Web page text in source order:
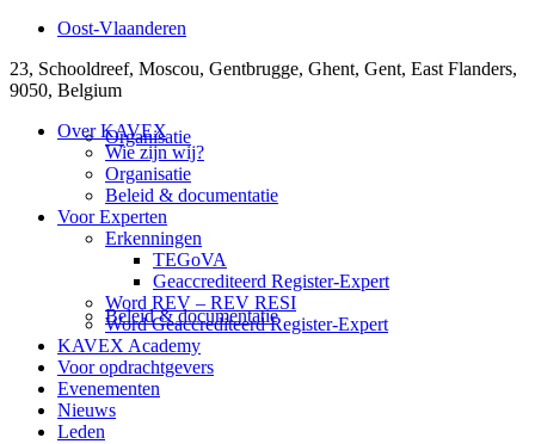
Organisatie
Beleid & documentatie
Oost-Vlaanderen
23, Schooldreef, Moscou, Gentbrugge, Ghent, Gent, East Flanders,
9050, Belgium
Over KAVEX
Wie zijn wij?
Organisatie
Beleid & documentatie
Voor Experten
Erkenningen
TEGoVA
Geaccrediteerd Register-Expert
Word REV – REV RESI
Word Geaccrediteerd Register-Expert
KAVEX Academy
Voor opdrachtgevers
Evenementen
Nieuws
Leden